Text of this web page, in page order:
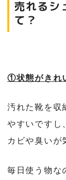
売れるシ
て？
①状態がきれ
汚れた靴を収
やすいですし
カビや臭いが
毎日使う物な